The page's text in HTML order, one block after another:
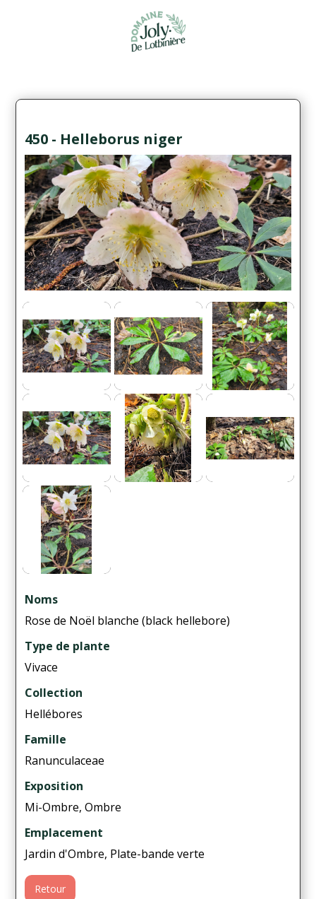
450 - Helleborus niger
Noms
Rose de Noël blanche (black hellebore)
Type de plante
Vivace
Collection
Hellébores
Famille
Ranunculaceae
Exposition
Mi-Ombre, Ombre
Emplacement
Jardin d'Ombre, Plate-bande verte
Retour